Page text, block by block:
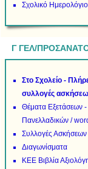
Σχολικό Ημερολόγιο
Γ ΓΕΛ/
Στο Σχολείο -
συλλογές
Θέματα Εξετάσεων -
Πανελλαδικών /
Συλλογές Ασκήσεων
Διαγωνίσματα
ΚΕΕ Βιβλία